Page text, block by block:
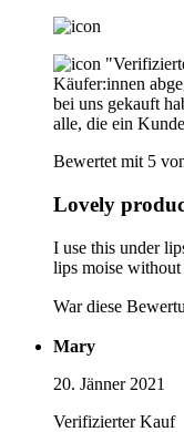
Käufer:innen
bei uns gekauft
alle, die ein
Bewertet mit 5
Lovely
I use this under
lips moise without
War diese
Mary
20. Jänner 2021
Verifizierter Kauf